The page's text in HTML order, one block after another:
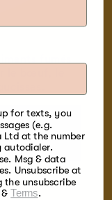
le bœuf, le
for texts, you
(e.g.
Ltd at the number
autodialer.
Msg & data
Unsubscribe at
the unsubscribe
Terms.